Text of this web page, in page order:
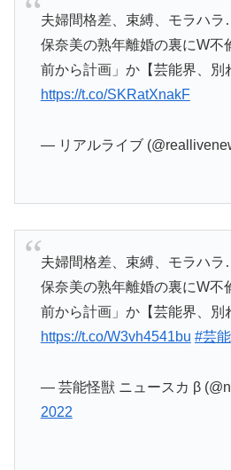
夫婦間格差、束縛、モラハ
保奈美の熟年離婚の裏にW不
前から計画」か【芸能界、別
https://t.co/SKRatXnakF
— リアルライブ
夫婦間格差、束縛、モラハ
保奈美の熟年離婚の裏にW不
前から計画」か【芸能界、別
https://t.co/W3vh4541bu #芸能
— 芸能怪獣 ニュースカ β
2022